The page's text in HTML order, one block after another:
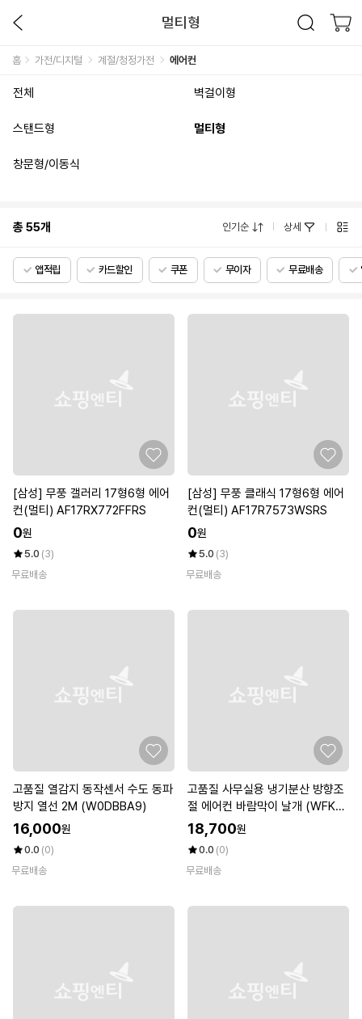
멀티형
홈 가전/디지털 계절/청정가전 에어컨
전체 벽걸이형
스탠드형 멀티형
창문형/이동식
총55개 인기순 상세
앱적립 카드할인 쿠폰 무이자 무료배송
[삼성] 무풍 갤러리 17형6형 에어
컨(멀티) AF17RX772FFRS
0원
5.0 (3)
무료배송
[삼성] 무풍 클래식 17형6형 에어
컨(멀티) AF17R7573WSRS
0원
5.0 (3)
무료배송
고품질 열감지 동작센서 수도 동파
방지 열선 2M (W0DBBA9)
16,000원
0.0 (0)
무료배송
고품질 사무실용 냉기분산 방향조
절 에어컨 바람막이 날개 (WFKD
ZP7)
18,700원
0.0 (0)
무료배송